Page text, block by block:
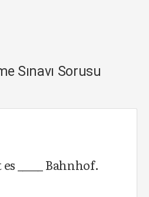
Sınavı Sorusu
_____ Bahnhof.